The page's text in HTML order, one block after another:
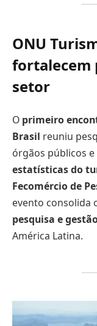
ONU
fortalecem
setor
O primeiro
Brasil reuniu
órgãos públicos
estatísticas do
Fecomércio de
evento consolida
pesquisa e
América Latina.